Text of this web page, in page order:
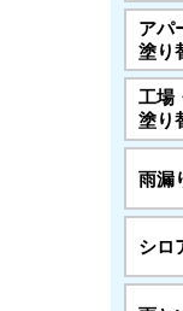
アパ
塗り
工場
塗り
雨漏
シロ